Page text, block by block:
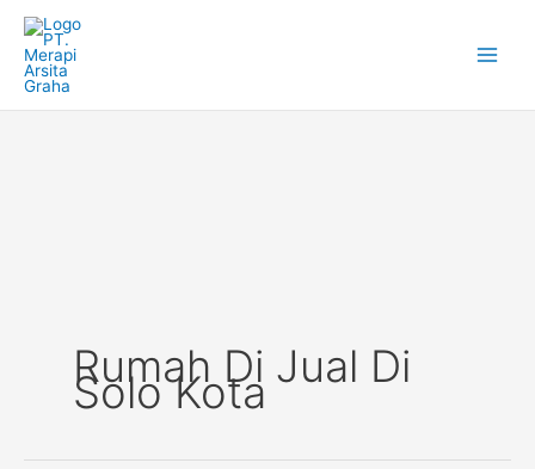
content
Rumah Di Jual Di
Solo Kota